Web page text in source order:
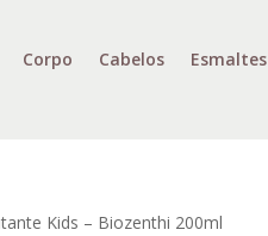
Corpo Cabelos Esmaltes
Kids – Biozenthi 200ml